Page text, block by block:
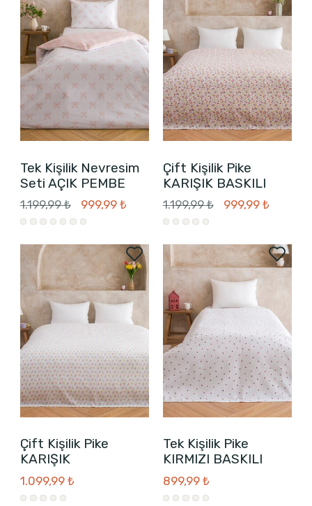
Tek Kişilik Nevresim
Seti AÇIK PEMBE
1.199,99 ₺ 999,99 ₺
Çift Kişilik Pike
KARIŞIK BASKILI
1.199,99 ₺ 999,99 ₺
Çift Kişilik Pike
KARIŞIK
1.099,99 ₺
Tek Kişilik Pike
KIRMIZI BASKILI
899,99 ₺